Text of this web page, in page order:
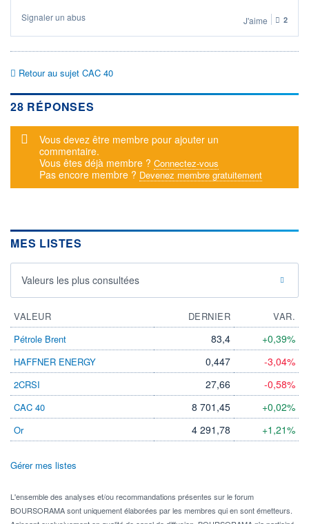
Signaler un abus J'aime 2
Retour au sujet CAC 40
28 RÉPONSES
Message d'alerte
Vous devez être membre pour ajouter un
commentaire.
Vous êtes déjà membre ? Connectez-vous
Pas encore membre ? Devenez membre gratuitement
MES LISTES
Valeurs les plus consultées
VALEUR DERNIER
VAR.
Pétrole Brent
83,4 +0,39%
HAFFNER ENERGY 0,447 -3,04%
2CRSI 27,66 -0,58%
CAC 40 8 701,45 +0,02%
Or 4 291,78 +1,21%
Gérer mes listes
L'ensemble des analyses et/ou recommandations présentes sur le forum
BOURSORAMA sont uniquement élaborées par les membres qui en sont émetteurs.